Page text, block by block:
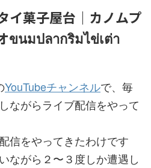
イ菓子屋台｜カノムプ
ขนมปลากริมไข่เต่า
YouTubeチャンネルで、毎
ながらライブ配信をやって
信をやってきたわけです
ながら２〜３度しか遭遇し